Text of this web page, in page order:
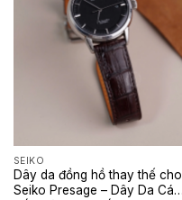
SEIKO
Dây da đồng hồ thay thế cho
Seiko Presage – Dây Da Cá